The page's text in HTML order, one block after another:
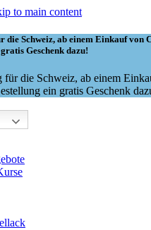
to main content
die Schweiz, ab einem Einkauf von
Geschenk dazu!
für die Schweiz, ab einem
ein gratis Geschenk